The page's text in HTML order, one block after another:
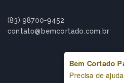
(83) 98700-9452
contato@bemcortado.com.br
Bem Cortado
Precisa de